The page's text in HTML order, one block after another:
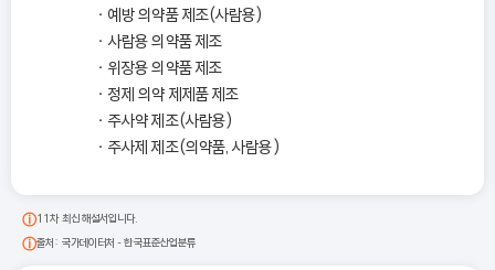
예방 의약품 제조(사람용)
사람용 의약품 제조
위장용 의약품 제조
정제 의약 제제품 제조
주사약 제조(사람용)
주사제 제조(의약품, 사람용)
11차 최신 해설서입니다.
출처: 국가데이터처 - 한국표준산업분류